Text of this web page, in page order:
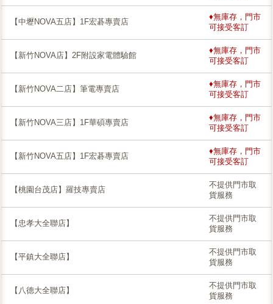
【中壢NOVA五店】1F宏碁專賣店
♦無庫存，門市
可接受客訂
【新竹NOVA店】2F附設家電體驗館
♦無庫存，門市
可接受客訂
【新竹NOVA二店】筆電專賣店
♦無庫存，門市
可接受客訂
【新竹NOVA三店】1F華碩專賣店
♦無庫存，門市
可接受客訂
【新竹NOVA五店】1F宏碁專賣店
♦無庫存，門市
可接受客訂
【桃園台茂店】羅技專賣店
不提供門市取
貨服務
【忠孝大全聯店】
不提供門市取
貨服務
【平鎮大全聯店】
不提供門市取
貨服務
【八德大全聯店】
不提供門市取
貨服務